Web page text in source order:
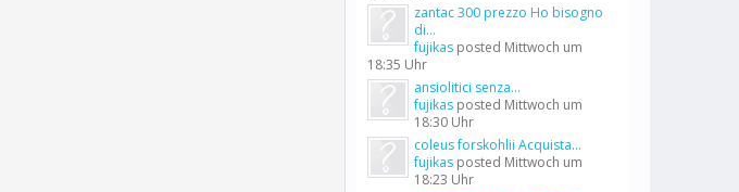
zantac 300 prezzo Ho bisogno
di...
fujikas posted Mittwoch um
18:35 Uhr
ansiolitici senza...
fujikas posted Mittwoch um
18:30 Uhr
coleus forskohlii Acquista...
fujikas posted Mittwoch um
18:23 Uhr